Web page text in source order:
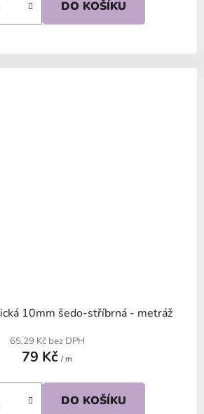
DO KOŠÍKU
10mm šedo-stříbrná - metráž
65,29 Kč bez DPH
79 Kč / m
DO KOŠÍKU